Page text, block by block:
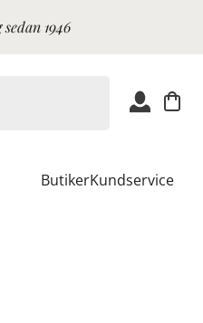
1946
ButikerKundservice